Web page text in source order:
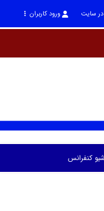
در سایت ورود کاربران
کنفرانس